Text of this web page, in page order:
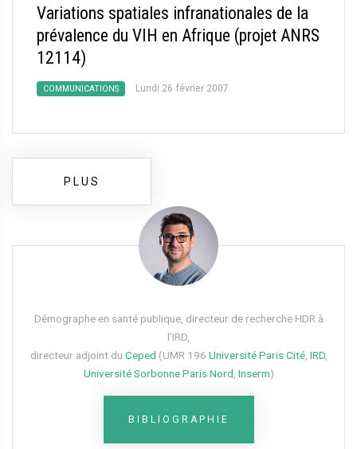
Variations spatiales infranationales de la
prévalence du VIH en Afrique (projet ANRS
12114)
COMMUNICATIONS Lundi 26 février 2007
PLUS
Démographe en santé publique, directeur de recherche HDR à
l’IRD,
directeur adjoint du Ceped (UMR 196 Université Paris Cité, IRD,
Université Sorbonne Paris Nord Inserm)
BIBLIOGRAPHIE